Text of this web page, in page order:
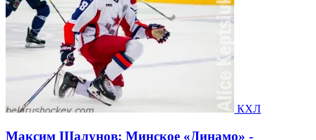
КХЛ
Максим Шалунов: Минское «Динамо» -